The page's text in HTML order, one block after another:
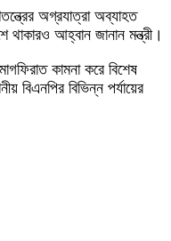
অগ্রযাত্রা অব্যাহত
থাকারও আহ্বান জানান মন্ত্রী।
কামনা করে বিশেষ
বিএনপির বিভিন্ন পর্যায়ের